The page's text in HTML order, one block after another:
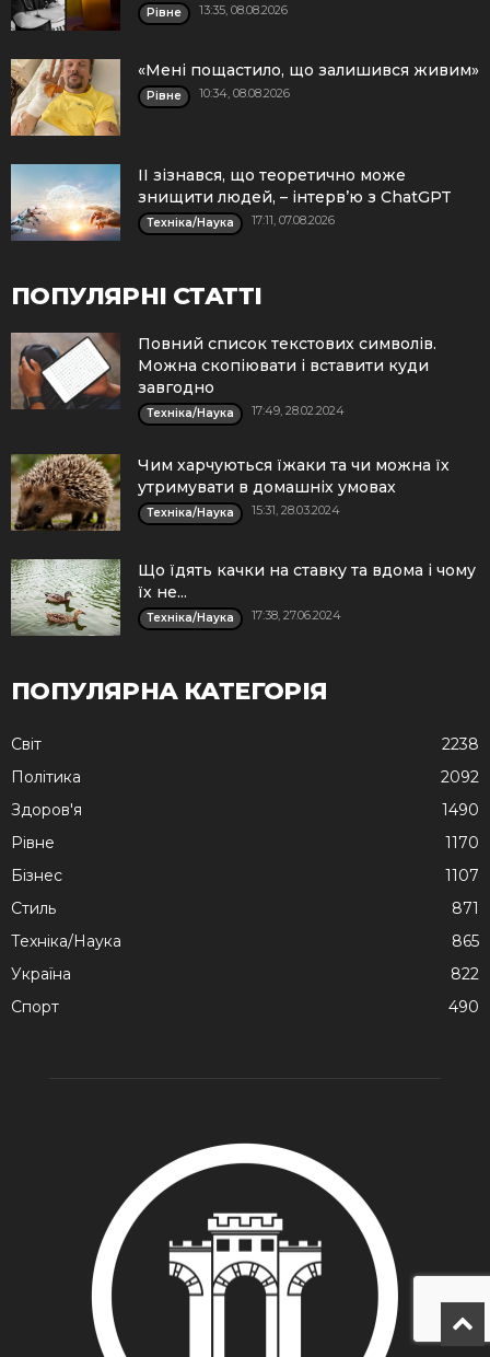
Рівне 13:35, 08.08.2026
«Мені пощастило, що залишився живим»
Рівне 10:34, 08.08.2026
ІІ зізнався, що теоретично може
знищити людей, – інтерв’ю з ChatGPT
Техніка/Наука 17:11, 07.08.2026
ПОПУЛЯРНІ СТАТТІ
Повний список текстових символів.
Можна скопіювати і вставити куди
завгодно
Техніка/Наука 17:49, 28.02.2024
Чим харчуються їжаки та чи можна їх
утримувати в домашніх умовах
Техніка/Наука 15:31, 28.03.2024
Що їдять качки на ставку та вдома і чому
їх не...
Техніка/Наука 17:38, 27.06.2024
ПОПУЛЯРНА КАТЕГОРІЯ
Cвіт
2238
Політика
2092
Здоров'я
1490
Рівне
1170
Бізнес
1107
Стиль
871
Техніка/Наука
865
Україна
822
Спорт
490